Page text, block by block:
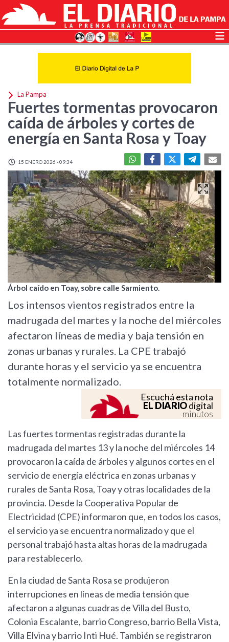
La Pampa
Fuertes tormentas provocaron
caída de árboles y cortes de
energía en Santa Rosa y Toay
15 ENERO 2026 - 09:34
Árbol caído en Toay, sobre calle Sarmiento.
Los intensos vientos registrados entre la
madrugada del martes y la noche del miércoles
afectaron líneas de media y baja tensión en
zonas urbanas y rurales. La CPE trabajó
durante horas y el servicio ya se encuentra
totalmente normalizado.
Escuchá esta nota
EL DIARIOdigital
minutos
Las fuertes tormentas registradas durante la
madrugada del martes 13 y la noche del miércoles 14
provocaron la caída de árboles y algunos cortes en el
servicio de energía eléctrica en zonas urbanas y
rurales de Santa Rosa, Toay y otras localidades de la
provincia. Desde la Cooperativa Popular de
Electricidad (CPE) informaron que, en todos los casos,
el servicio ya se encuentra normalizado y que el
personal trabajó hasta altas horas de la madrugada
para restablecerlo.
En la ciudad de Santa Rosa se produjeron
interrupciones en líneas de media tensión que
afectaron a algunas cuadras de Villa del Busto,
Colonia Escalante, barrio Congreso, barrio Bella Vista,
Villa Elvina y barrio Inti Hué. También se registraron